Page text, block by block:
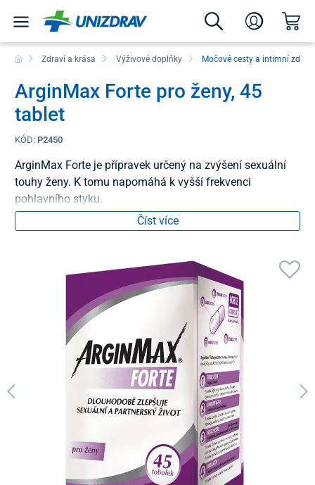
Zdraví a krása Výživové doplňky Močové cesty a intimní zdraví
ArginMax Forte pro ženy, 45
tablet
KÓD: P2450
ArginMax Forte je přípravek určený na zvýšení sexuální
touhy ženy. K tomu napomáhá k vyšší frekvenci
pohlavního styku.
Číst více